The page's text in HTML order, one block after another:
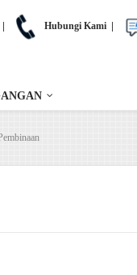
Hubungi Kami